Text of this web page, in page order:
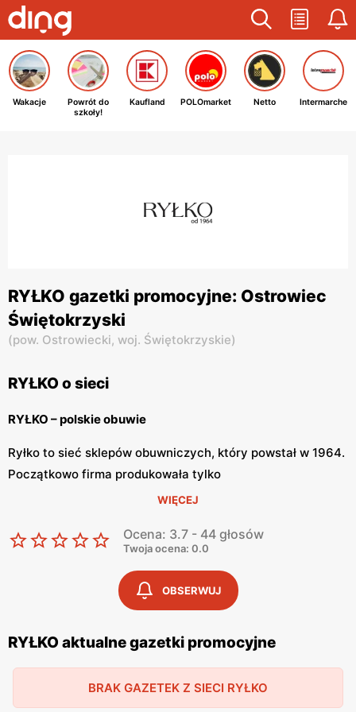
Wakacje
Powrót do
szkoły!
Kaufland POLOmarket Netto Intermarche
RYŁKO gazetki promocyjne: Ostrowiec
Świętokrzyski
(pow. Ostrowiecki, woj. Świętokrzyskie)
RYŁKO o sieci
RYŁKO – polskie obuwie
Ryłko to sieć sklepów obuwniczych, który powstał w 1964.
Początkowo firma produkowała tylko
obuwie męskie. Marka na przestrzeni lat zdobyła ogromne
wyróżniają się doskonałą jakością i profesjonalnym
RYŁKO – doskonałe buty
mężczyzn jak i kobiet. Sklep gwarantuje wysoką
jakość i perfekcyjne wykonanie. Ryłko ma szeroką ofertę,
w której znajdziemy obuwie na każdą porę
WIĘCEJ
Ocena: 3.7 - 44 głosów
Twoja ocena: 0.0
OBSERWUJ
RYŁKO aktualne gazetki promocyjne
BRAK GAZETEK Z SIECI RYŁKO